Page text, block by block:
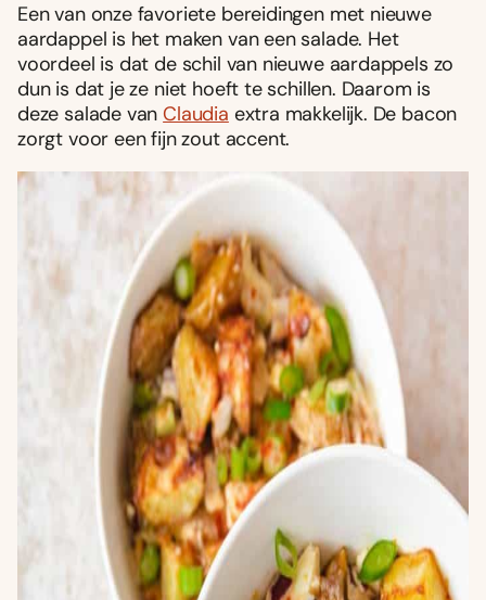
Een van onze favoriete bereidingen met nieuwe
aardappel is het maken van een salade. Het
voordeel is dat de schil van nieuwe aardappels zo
dun is dat je ze niet hoeft te schillen. Daarom is
deze salade vanClaudia extra makkelijk. De bacon
zorgt voor een fijn zout accent.